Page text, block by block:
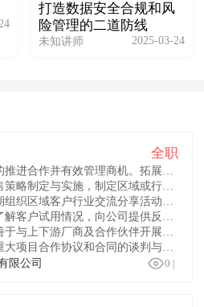
打造数据安全合规和风
险管理的二道防线
未知讲师 2025-03-24
全职
及销售规划，执行公司销售管理制度和政策，完成区域或行业销售和回款任务；
享活动，树立公司产品在该行业的品牌和产品优势地位；
馈以帮助产品升级优化，实现与客户保持良好的长期合作关系；
及合作伙伴开展多元合作构建区域合作生态圈；
合作协议和合同的谈判与签订工作。
限公司
0 |